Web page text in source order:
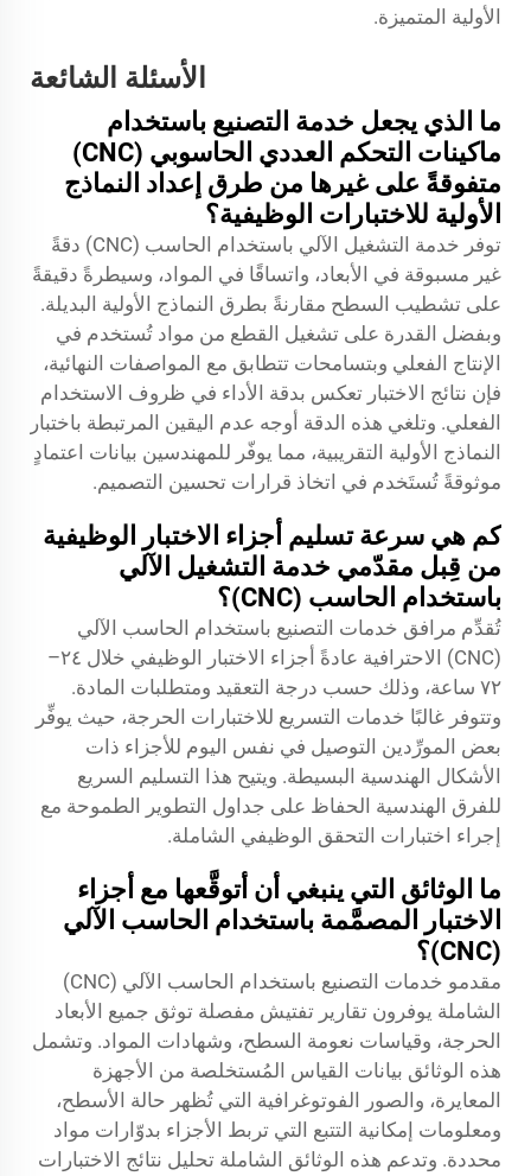
الأولية المتميزة.
الأسئلة الشائعة
ما الذي يجعل خدمة التصنيع باستخدام
ماكينات التحكم العددي الحاسوبي (CNC)
متفوقةً على غيرها من طرق إعداد النماذج
الأولية للاختبارات الوظيفية؟
توفر خدمة التشغيل الآلي باستخدام الحاسب (CNC) دقةً
غير مسبوقة في الأبعاد، واتساقًا في المواد، وسيطرةً دقيقةً
على تشطيب السطح مقارنةً بطرق النماذج الأولية البديلة.
وبفضل القدرة على تشغيل القطع من مواد تُستخدم في
الإنتاج الفعلي وبتسامحات تتطابق مع المواصفات النهائية،
فإن نتائج الاختبار تعكس بدقة الأداء في ظروف الاستخدام
الفعلي. وتلغي هذه الدقة أوجه عدم اليقين المرتبطة باختبار
النماذج الأولية التقريبية، مما يوفّر للمهندسين بيانات اعتمادٍ
موثوقةً تُستَخدم في اتخاذ قرارات تحسين التصميم.
كم هي سرعة تسليم أجزاء الاختبار الوظيفية
من قِبل مقدّمي خدمة التشغيل الآلي
باستخدام الحاسب (CNC)؟
تُقدِّم مرافق خدمات التصنيع باستخدام الحاسب الآلي
(CNC) الاحترافية عادةً أجزاء الاختبار الوظيفي خلال ٢٤–
٧٢ ساعة، وذلك حسب درجة التعقيد ومتطلبات المادة.
وتتوفر غالبًا خدمات التسريع للاختبارات الحرجة، حيث يوفِّر
بعض المورِّدين التوصيل في نفس اليوم للأجزاء ذات
الأشكال الهندسية البسيطة. ويتيح هذا التسليم السريع
للفرق الهندسية الحفاظ على جداول التطوير الطموحة مع
إجراء اختبارات التحقق الوظيفي الشاملة.
ما الوثائق التي ينبغي أن أتوقَّعها مع أجزاء
الاختبار المصمَّمة باستخدام الحاسب الآلي
(CNC)؟
مقدمو خدمات التصنيع باستخدام الحاسب الآلي (CNC)
الشاملة يوفرون تقارير تفتيش مفصلة توثق جميع الأبعاد
الحرجة، وقياسات نعومة السطح، وشهادات المواد. وتشمل
هذه الوثائق بيانات القياس المُستخلصة من الأجهزة
المعايرة، والصور الفوتوغرافية التي تُظهر حالة الأسطح،
ومعلومات إمكانية التتبع التي تربط الأجزاء بدوّارات مواد
محددة. وتدعم هذه الوثائق الشاملة تحليل نتائج الاختبارات